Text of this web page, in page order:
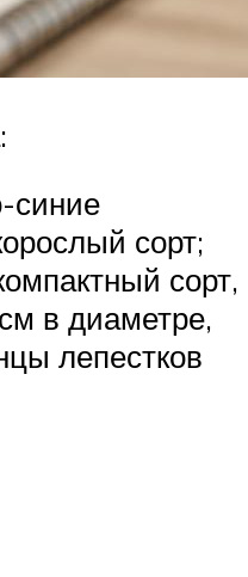
синие
сорт;
сорт,
в диаметре,
лепестков